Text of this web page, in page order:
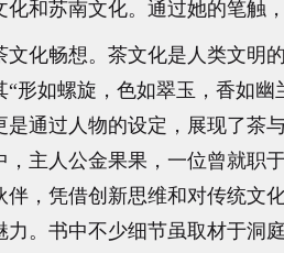
化和苏南文化。通过她的笔触
文化畅想。茶文化是人类文明
形如螺旋，色如翠玉，香如
是通过人物的设定，展现了茶
，主人公金果果，一位曾就职
，凭借创新思维和对传统文
力。书中不少细节虽取材于洞